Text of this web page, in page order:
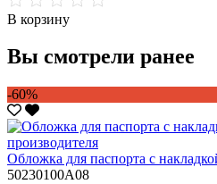
В корзину
Вы смотрели ранее
-60%
Обложка для паспорта с
50230100А08